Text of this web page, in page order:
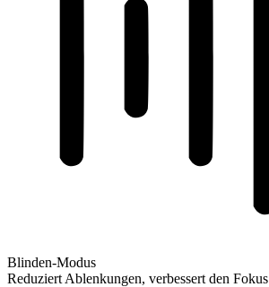
Blinden-Modus
Reduziert Ablenkungen, verbessert den Fokus